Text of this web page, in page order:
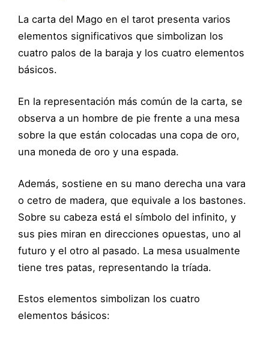
La carta del Mago en el tarot presenta varios
elementos significativos que simbolizan los
cuatro palos de la baraja y los cuatro elementos
básicos.
En la representación más común de la carta, se
observa a un hombre de pie frente a una mesa
sobre la que están colocadas una copa de oro,
una moneda de oro y una espada.
Además, sostiene en su mano derecha una vara
o cetro de madera, que equivale a los bastones.
Sobre su cabeza está el símbolo del infinito, y
sus pies miran en direcciones opuestas, uno al
futuro y el otro al pasado. La mesa usualmente
tiene tres patas, representando la tríada.
Estos elementos simbolizan los cuatro
elementos básicos: